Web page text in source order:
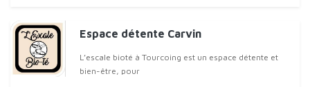
Espace détente Carvin
L’escale bioté à Tourcoing est un espace détente et
bien-être, pour